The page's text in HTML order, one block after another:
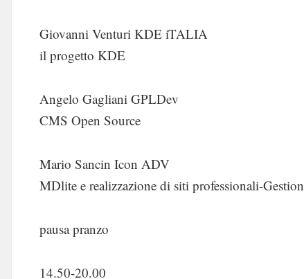
Giovanni Venturi KDE iTALIA
il progetto KDE
Angelo Gagliani GPLDev
CMS Open Source
Mario Sancin Icon ADV
MDlite e realizzazione di siti professionali-
pausa pranzo
14.50-20.00